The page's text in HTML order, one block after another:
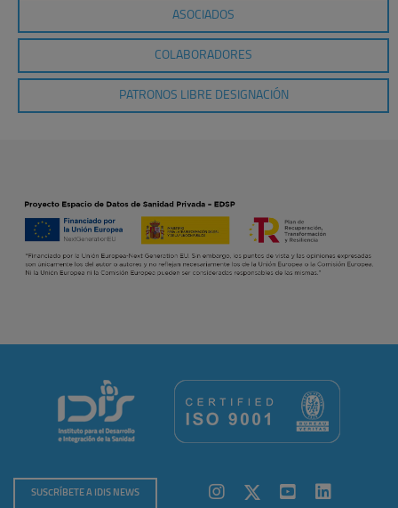
ASOCIADOS
COLABORADORES
PATRONOS LIBRE DESIGNACIÓN
SUSCRÍBETE A IDIS NEWS